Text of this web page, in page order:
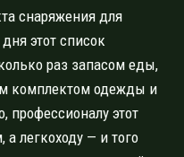
снаряжения для
этот список
раз запасом еды,
комплектом одежды и
этот
легкоходу — и того